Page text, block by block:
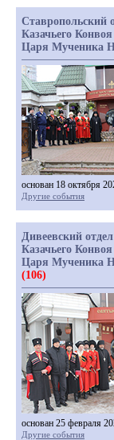
Ставропольский
Казачьего
Царя Мученика
основан 18 октября
Другие события
Дивеевский отдел
Казачьего
Царя Мученика
(106)
основан 25 февраля
Другие события